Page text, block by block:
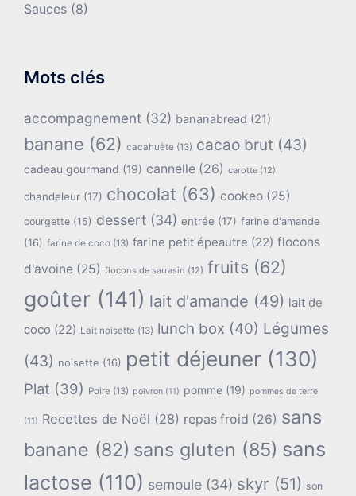
Sauces (8)
Mots clés
accompagnement (32) bananabread (21)
banane (62) cacahuète (13) cacao brut (43)
cadeau gourmand (19) cannelle (26) carotte (12)
chandeleur (17) chocolat (63) cookeo (25)
courgette (15) dessert (34) entrée (17) farine d'amande
(16) farine de coco (13) farine petit épeautre (22) flocons
d'avoine (25) flocons de sarrasin (12) fruits (62)
goûter (141) lait d'amande (49)
lait de
coco (22) Lait noisette (13) lunch box (40) Légumes
(43) noisette (16) petit déjeuner (130)
Plat (39) Poire (13) poivron (11) pomme (19) pommes de terre
(11) Recettes de Noël (28) repas froid (26) sans
banane (82) sans gluten (85) sans
lactose (110) semoule (34) skyr (51) son